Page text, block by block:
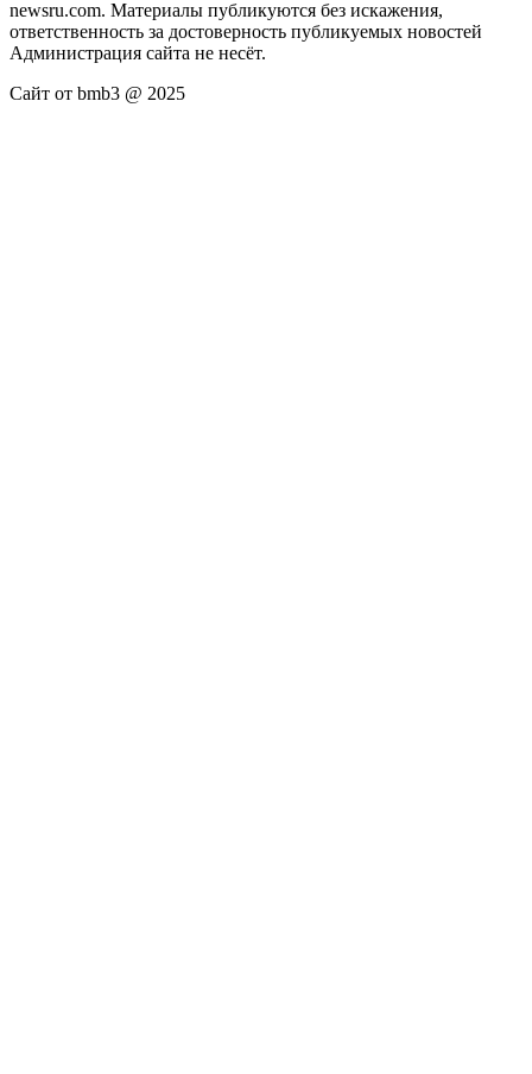
newsru.com. Материалы публикуются без искажения,
ответственность за достоверность публикуемых новостей
Администрация сайта не несёт.
Сайт от bmb3 @ 2025